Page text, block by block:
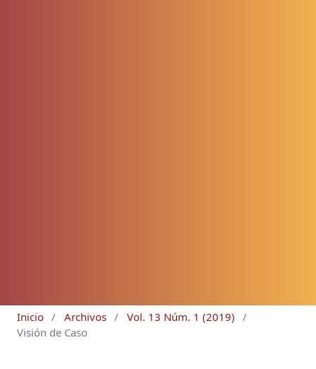
Inicio / Archivos / Vol. 13 Núm. 1 (2019)
/
Visión de Caso